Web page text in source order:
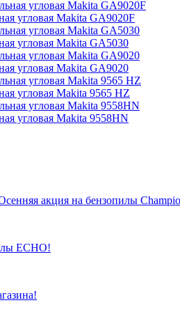
угловая Makita GA9020F
угловая Makita GA5030
угловая Makita GA9020
угловая Makita 9565 HZ
угловая Makita 9558HN
акция на бензопилы
ECHO!